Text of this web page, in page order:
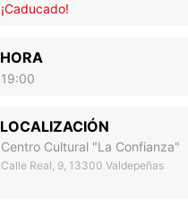
¡Caducado!
HORA
19:00
LOCALIZACIÓN
Centro Cultural "La Confianza"
Calle Real, 9, 13300 Valdepeñas